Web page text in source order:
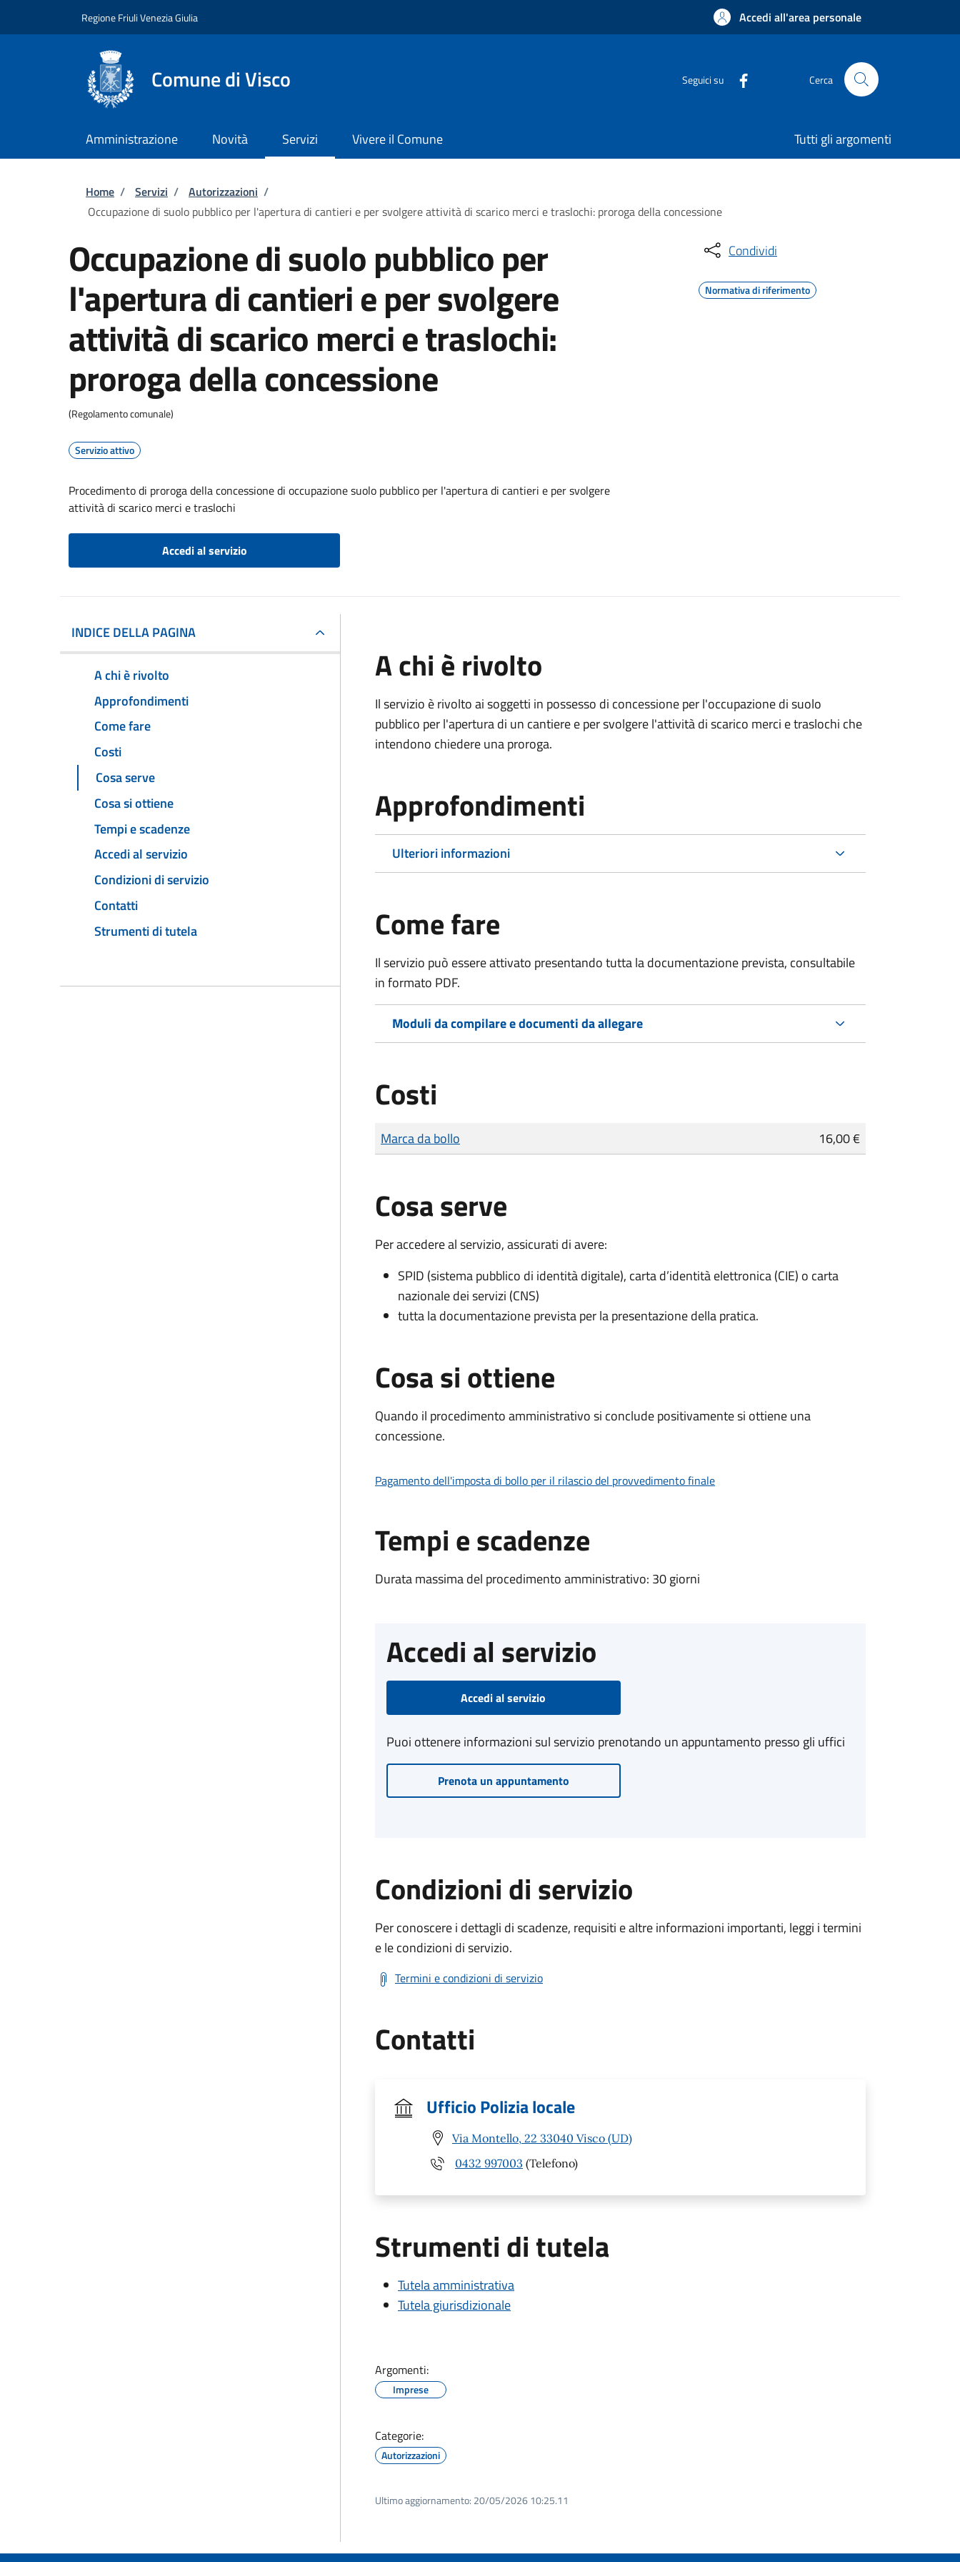
Regione Friuli Venezia Giulia Accedi all'area personale
Comune di Visco Seguici su Cerca
Amministrazione Novità Servizi Vivere il Comune Tutti gli argomenti
Briciole di pane
Home / Servizi / Autorizzazioni /
Occupazione di suolo pubblico per l'apertura di cantieri e per svolgere attività di scarico merci e traslochi: proroga della concessione
Occupazione di suolo pubblico per
l'apertura di cantieri e per svolgere
attività di scarico merci e traslochi:
proroga della concessione
(Regolamento comunale)
Servizio attivo
Procedimento di proroga della concessione di occupazione suolo pubblico per l'apertura di cantieri e per svolgere
attività di scarico merci e traslochi
Accedi al servizio
Condividi
Normativa di riferimento
INDICE DELLA PAGINA
A chi è rivolto
Approfondimenti
Come fare
Costi
Cosa serve
Cosa si ottiene
Tempi e scadenze
Accedi al servizio
Condizioni di servizio
Contatti
Strumenti di tutela
A chi è rivolto
Il servizio è rivolto ai soggetti in possesso di concessione per l'occupazione di suolo
pubblico per l'apertura di un cantiere e per svolgere l'attività di scarico merci e traslochi che
intendono chiedere una proroga.
Approfondimenti
Ulteriori informazioni
Come fare
Il servizio può essere attivato presentando tutta la documentazione prevista, consultabile
in formato PDF.
Moduli da compilare e documenti da allegare
Costi
Tipo di pagamento
Importo
Marca da bollo 16,00 €
Cosa serve
Per accedere al servizio, assicurati di avere:
SPID (sistema pubblico di identità digitale), carta d’identità elettronica (CIE) o carta
nazionale dei servizi (CNS)
tutta la documentazione prevista per la presentazione della pratica.
Cosa si ottiene
Quando il procedimento amministrativo si conclude positivamente si ottiene una
concessione.
Pagamento dell'imposta di bollo per il rilascio del provvedimento finale
Tempi e scadenze
Durata massima del procedimento amministrativo: 30 giorni
Accedi al servizio
Accedi al servizio
Puoi ottenere informazioni sul servizio prenotando un appuntamento presso gli uffici
Prenota un appuntamento
Condizioni di servizio
Per conoscere i dettagli di scadenze, requisiti e altre informazioni importanti, leggi i termini
e le condizioni di servizio.
Termini e condizioni di servizio
Contatti
Ufficio Polizia locale
Via Montello, 22 33040 Visco (UD)
0432 997003 (Telefono)
Strumenti di tutela
Tutela amministrativa
Tutela giurisdizionale
Argomenti:
Imprese
Categorie:
Autorizzazioni
Ultimo aggiornamento: 20/05/2026 10:25.11